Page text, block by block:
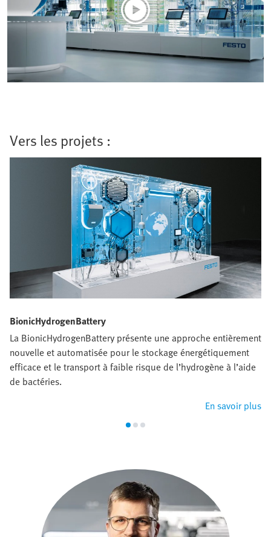
Vers les projets :
BionicHydrogenBattery
La BionicHydrogenBattery présente une approche entièrement
nouvelle et automatisée pour le stockage énergétiquement
efficace et le transport à faible risque de l’hydrogène à l’aide
de bactéries.
En savoir plus